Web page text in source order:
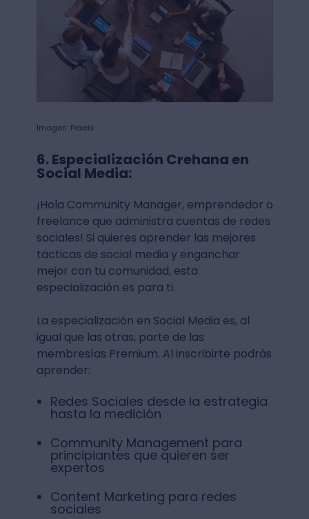
Imagen: Pexels
6. Especialización Crehana en
Social Media:
¡Hola Community Manager, emprendedor o
freelance que administra cuentas de redes
sociales! Si quieres aprender las mejores
tácticas de social media y enganchar
mejor con tu comunidad, esta
especialización es para ti.
La especialización en Social Media es, al
igual que las otras, parte de las
membresías Premium. Al inscribirte podrás
aprender:
Redes Sociales desde la estrategia
hasta la medición
Community Management para
principiantes que quieren ser
expertos
Content Marketing para redes
sociales